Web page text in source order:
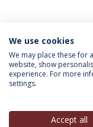
INFORMAÇÃO
We use cookies
We may place these for
website, show
experience. For more
settings.
Accept all